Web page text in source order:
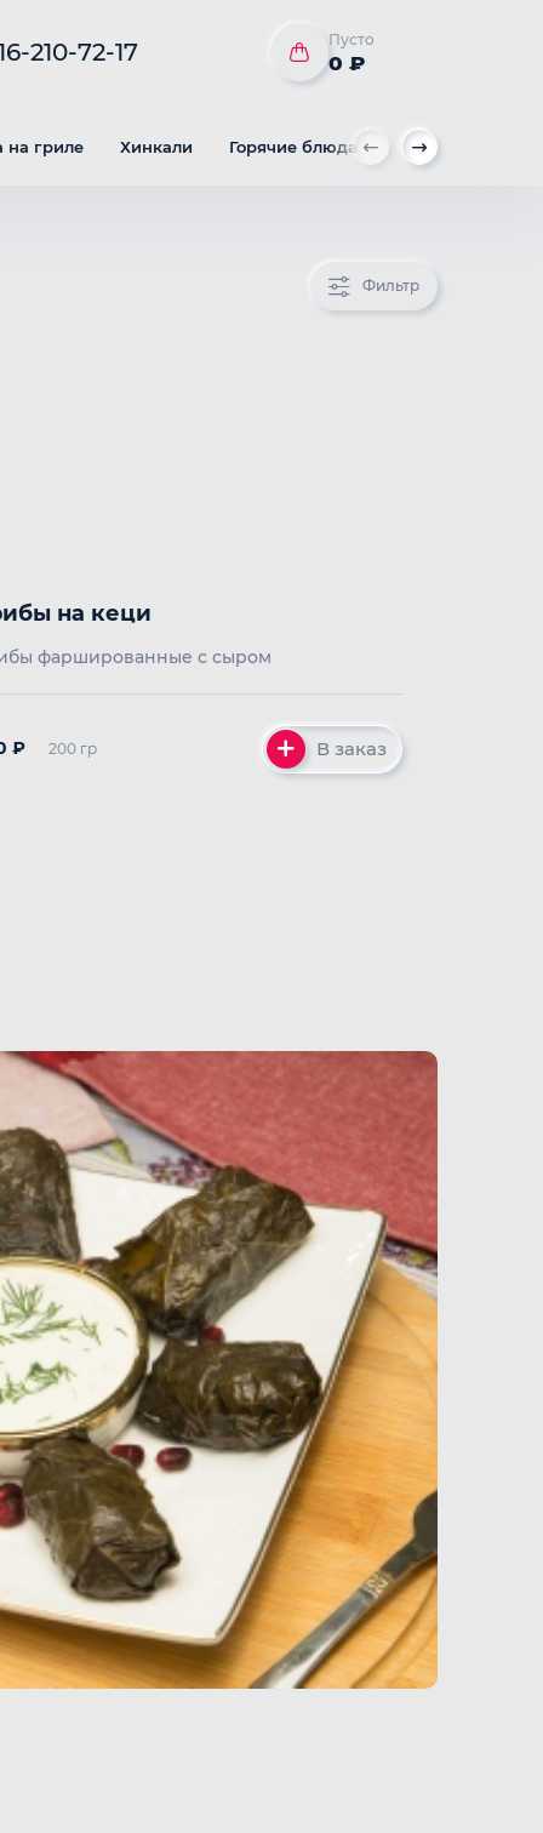
210-72-17 Пусто
0 ₽
на гриле Хинкали Горячие блюда Гарнир
Фильтр
на кеци
фаршированные с сыром
₽ 200 гр В заказ